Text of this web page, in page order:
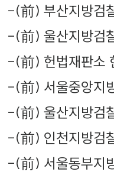
-(前) 부산지방검
-(前) 울산지방검
-(前) 헌법재판소
-(前) 서울중앙지
-(前) 울산지방검
-(前) 인천지방검
-(前) 서울동부지